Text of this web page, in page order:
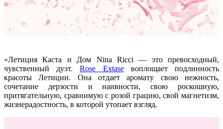
«Летиция Каста и Дом Nina Ricci — это превосходный,
чувственный дуэт.Rose Extaseвоплощает подлинность
красоты Летиции. Она отдает аромату свою нежность,
сочетание дерзости и наивности, свою роскошную,
притягательную, сравнимую с розой грацию, свой магнетизм,
жизнерадостность, в которой утопает взгляд.